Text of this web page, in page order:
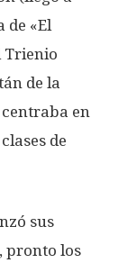
de «El
Trienio
de la
en
de
sus
pronto los